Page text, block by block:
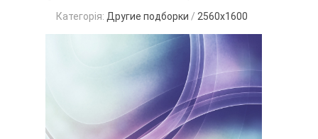
Категорія: Другие подборки / 2560x1600